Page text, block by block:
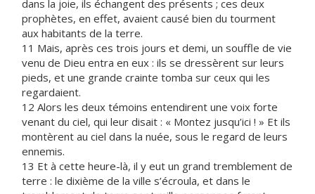
dans la joie, ils échangent des présents ; ces deux
prophètes, en effet, avaient causé bien du tourment
aux habitants de la terre.
11 Mais, après ces trois jours et demi, un souffle de vie
venu de Dieu entra en eux : ils se dressèrent sur leurs
pieds, et une grande crainte tomba sur ceux qui les
regardaient.
12 Alors les deux témoins entendirent une voix forte
venant du ciel, qui leur disait : « Montez jusqu’ici ! » Et ils
montèrent au ciel dans la nuée, sous le regard de leurs
ennemis.
13 Et à cette heure-là, il y eut un grand tremblement de
terre : le dixième de la ville s’écroula, et dans le